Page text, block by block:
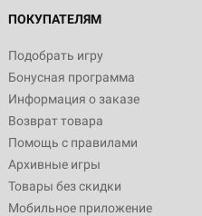
ПОКУПАТЕЛЯМ
Подобрать игру
Бонусная программа
Информация о заказе
Возврат товара
Помощь с правилами
Архивные игры
Товары без скидки
Мобильное приложение